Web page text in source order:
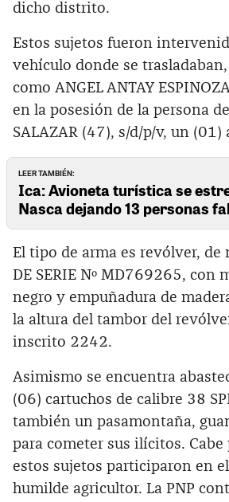
dicho distrito.
Estos sujetos fueron
vehículo donde se
como ANGEL ANTAY
en la posesión de la persona de
SALAZAR (47), s/d/p/v, un (01)
LEER TAMBIÉN:
Ica: Avioneta turística se
Nasca dejando 13 personas
El tipo de arma es revólver, de
DE SERIE Nº MD769265, con
negro y empuñadura de
la altura del tambor del
inscrito 2242.
Asimismo se encuentra
(06) cartuchos de calibre 38
también un pasamontaña,
para cometer sus ilícitos. Cabe
estos sujetos participaron en
humilde agricultor. La PNP